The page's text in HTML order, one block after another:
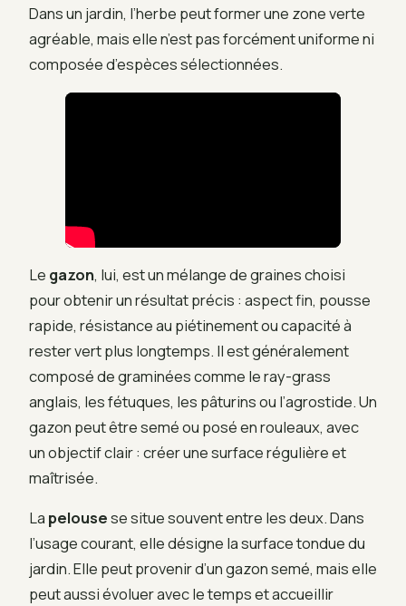
Dans un jardin, l’herbe peut former une zone verte
agréable, mais elle n’est pas forcément uniforme ni
composée d’espèces sélectionnées.
Le gazon, lui, est un mélange de graines choisi
pour obtenir un résultat précis : aspect fin, pousse
rapide, résistance au piétinement ou capacité à
rester vert plus longtemps. Il est généralement
composé de graminées comme le ray-grass
anglais, les fétuques, les pâturins ou l’agrostide. Un
gazon peut être semé ou posé en rouleaux, avec
un objectif clair : créer une surface régulière et
maîtrisée.
La pelousese situe souvent entre les deux. Dans
l’usage courant, elle désigne la surface tondue du
jardin. Elle peut provenir d’un gazon semé, mais elle
peut aussi évoluer avec le temps et accueillir